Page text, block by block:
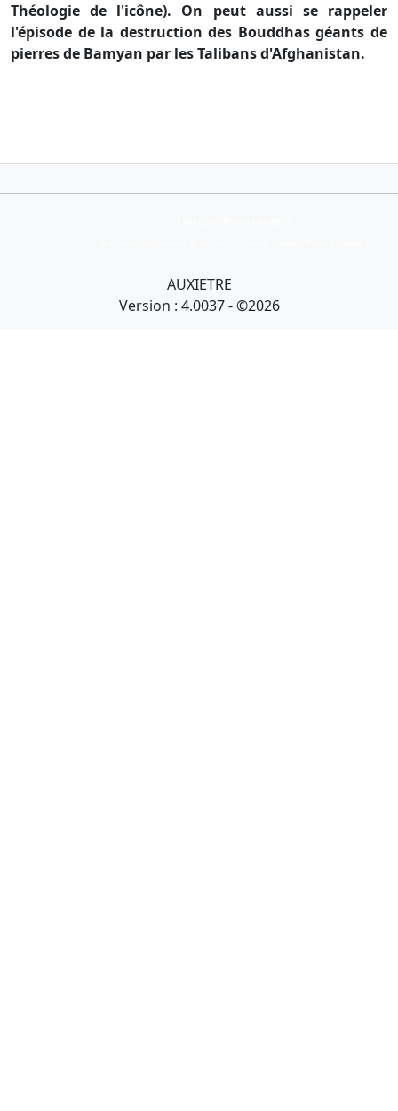
Théologie de l'icône). On peut aussi se rappeler
l'épisode de la destruction des Bouddhas géants de
pierres de Bamyan par les Talibans d'Afghanistan.
AUXIETRE
Version : 4.0037 - ©2026